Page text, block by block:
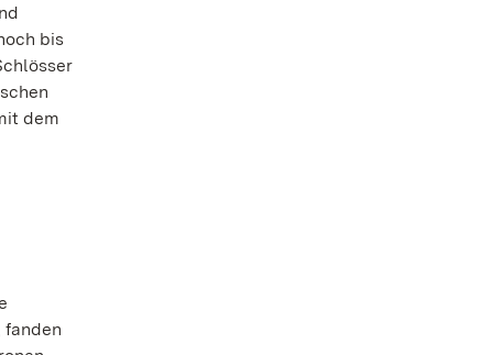
bis
dem
fanden